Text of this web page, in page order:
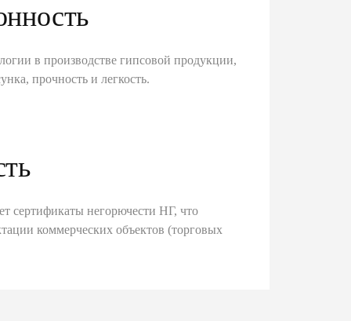
в производстве гипсовой продукции,
прочность и легкость.
сертификаты негорючести НГ, что
коммерческих объектов (торговых